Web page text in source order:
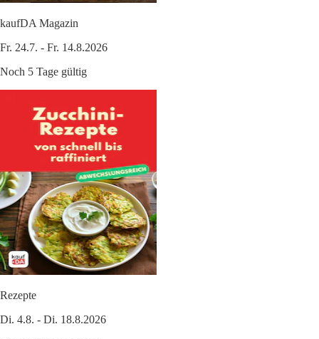
kaufDA Magazin
Fr. 24.7. - Fr. 14.8.2026
Noch 5 Tage gültig
Rezepte
Di. 4.8. - Di. 18.8.2026